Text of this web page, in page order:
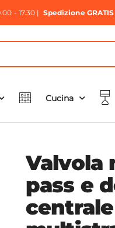
- 17.30 | Spedizione GRATIS
Cucina
Valvola
pass e